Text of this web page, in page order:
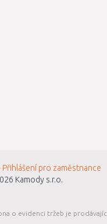
Přihlášení pro zaměstnance
Kamody s.r.o.
o evidenci tržeb je